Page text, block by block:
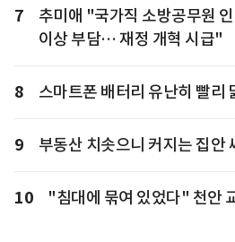
7
추미애 "국가직 소방공무원
이상 부담… 재정 개혁 시급"
8 스마트폰 배터리 유난히 빨리
9 부동산 치솟으니 커지는 집안
10 "침대에 묶여 있었다" 천안